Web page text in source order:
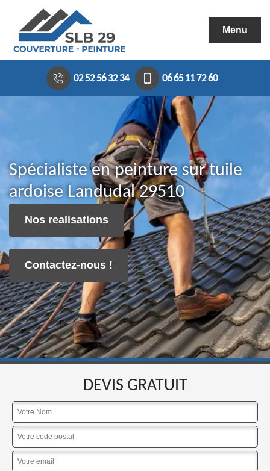
Menu
02 52 56 32 34 06 65 11 72 60
Spécialiste en peinture sur tuile
ardoise Landudal 29510
Nos realisations
Contactez-nous !
DEVIS GRATUIT